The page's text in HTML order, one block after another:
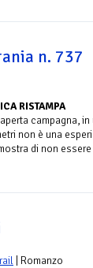
n. 737
RISTAMPA
campagna, in
non è una
di non essere
| Romanzo